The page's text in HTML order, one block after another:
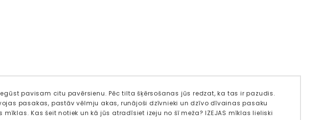
pavisam citu pavērsienu. Pēc tilta šķērsošanas jūs redzat, ka tas ir pazudis.
pasakas, pastāv vēlmju akas, runājoši dzīvnieki un dzīvo dīvainas pasaku
Kas šeit notiek un kā jūs atradīsiet izeju no šī meža? IZEJAS mīklas lieliski